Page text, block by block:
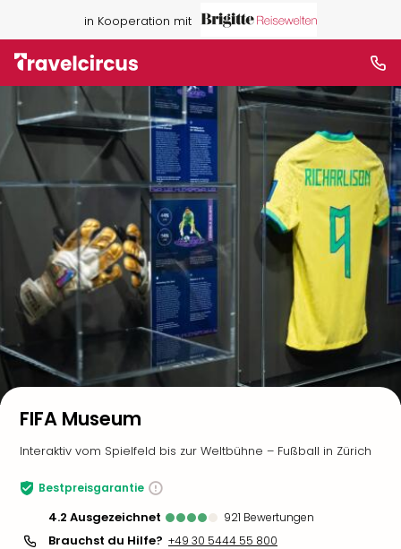
in Kooperation mit
FIFA Museum
Interaktiv vom Spielfeld bis zur Weltbühne – Fußball in Zürich
Bestpreisgarantie
4.2 ausgezeichnet 921 Bewertungen
Brauchst du Hilfe? +49 30 5444 55 800